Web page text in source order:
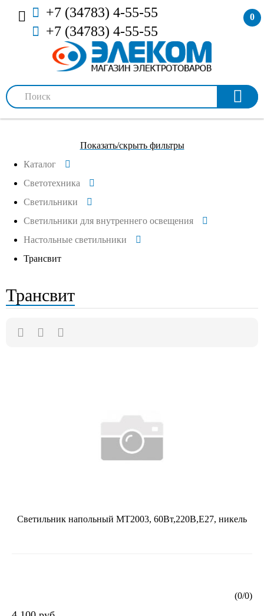
+7 (34783) 4-55-55
+7 (34783) 4-55-55
0
Показать/скрыть фильтры
Каталог
Светотехника
Светильники
Светильники для внутреннего освещения
Настольные светильники
Трансвит
Трансвит
Светильник напольный МТ2003, 60Вт,220В,Е27, никель
(0/0)